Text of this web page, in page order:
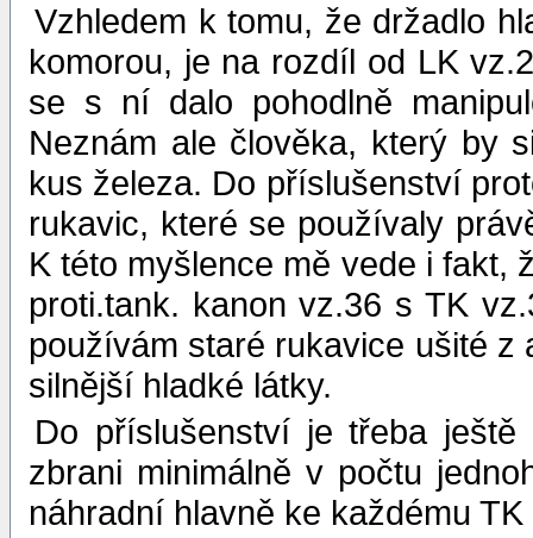
Vzhledem k tomu, že držadlo
komorou, je na rozdíl od LK
se s ní dalo pohodlně
Neznám ale člověka, který by
kus železa. Do příslušenství
rukavic, které se používaly
K této myšlence mě vede i fakt,
proti.tank. kanon vz.36 s TK
používám staré rukavice ušité z
silnější hladké látky.
Do příslušenství je třeba
zbrani minimálně v počtu
náhradní hlavně ke každému